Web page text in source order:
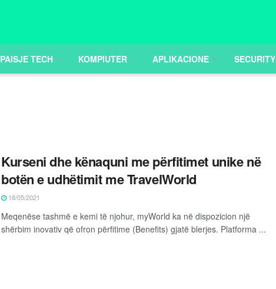
PAISJE TECH KOMPIUTER APLIKACIONE SECURITY
Kurseni dhe kënaquni me përfitimet unike në
botën e udhëtimit me TravelWorld
18/05/2021
Meqenëse tashmë e kemi të njohur, myWorld ka në dispozicion një
shërbim inovativ që ofron përfitime (Benefits) gjatë blerjes. Platforma ...